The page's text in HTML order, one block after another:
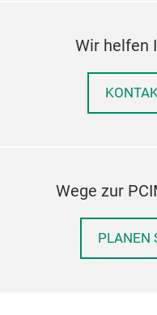
Wir helfen
Wege zur
PLANEN